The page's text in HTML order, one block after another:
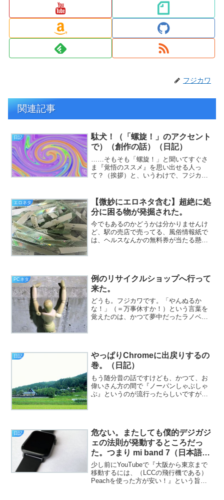
フジカワ
関連記事
日記
駄犬！（「螺旋！」のアクセント
で）（創作の話）（日記）
……そもそも「螺旋！」と聞いてすぐさ
ま『覚悟のススメ』を思い出せる人っ
て？（挨拶）と、いうわけで、フジカワ
時であり「さすが83歳は違うな！」など
と見当違いの所で感...
エロネタ
【微妙にエロネタ含む】超絶に処
分に困る物が発掘された。
今でもあるのかどうかは分かりませんけ
ど、駅の売店で売ってる、風俗情報紙で
は、ヘルスなんかの無料券が当たる懸賞
PCネタ
例のリサイクルショップへ行って
来た。
どうも。フジカワです。「やんぬるか
な！」（＝万事休すか！）という言葉を
覚えたのは、かつて夢中だったラノベ
日記
やっぱりChromeに出戻りするの
巻。（日記）
もう随分昔の話ですけども、かつて、お
偉いさん方の間で『ノーパンしゃぶしゃ
ぶ』というのが流行ったらしいですが、
日記
危ない。またしても僕的デジガジ
ェの法則が発動するところだっ
た。つまり mi band 7（日本語
版）の話。（物欲話）
少し前にYouTubeで『大阪から東京まで
移動するには、（LCCの飛行機である）
Peachを使った方が安い！』という旨の